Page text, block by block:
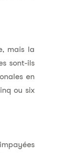
mais la
sont-ils
en
ou six